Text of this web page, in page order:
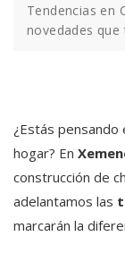
Tendencias en
novedades
¿Estás pensando
hogar? En
construcción de
adelantamos las
marcarán la